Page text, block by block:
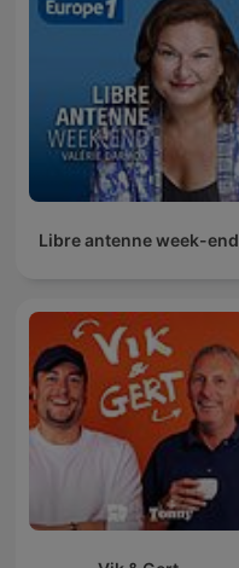
Libre antenne week-end